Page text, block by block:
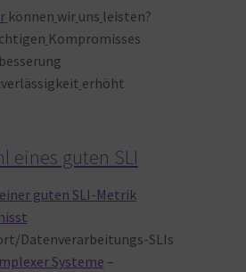
können wir uns leisten?
Kompromisses
erhöht
eines guten SLI
guten SLI-Metrik
Datenverarbeitungs-SLIs
Systeme –